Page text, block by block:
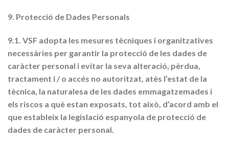
9. Protecció de Dades Personals
9.1. VSF adopta les mesures tècniques i organitzatives
necessàries per garantir la protecció de les dades de
caràcter personal i evitar la seva alteració, pèrdua,
tractament i / o accés no autoritzat, atès l’estat de la
tècnica, la naturalesa de les dades emmagatzemades i
els riscos a què estan exposats, tot això, d’acord amb el
que estableix la legislació espanyola de protecció de
dades de caràcter personal.